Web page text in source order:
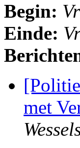
Begin:
Einde:
met